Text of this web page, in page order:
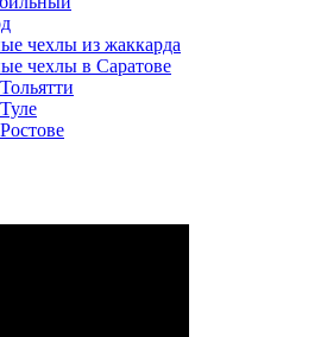
чехлы из жаккарда
чехлы в Саратове